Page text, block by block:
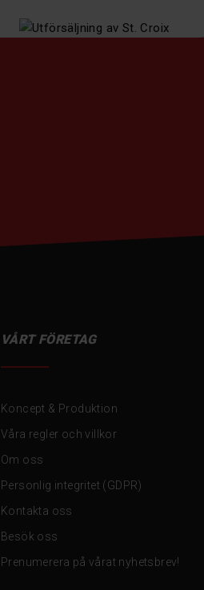
VÅRT FÖRETAG
Koncept & Produktion
Våra regler och villkor
Om oss
Personlig integritet (GDPR)
Kontakta oss
Besök oss
Prenumerera på vårat nyhetsbrev!